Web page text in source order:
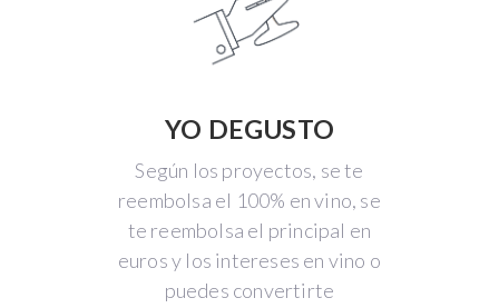
YO DEGUSTO
Según los proyectos, se te
reembolsa el 100% en vino, se
te reembolsa el principal en
euros y los intereses en vino o
puedes convertirte